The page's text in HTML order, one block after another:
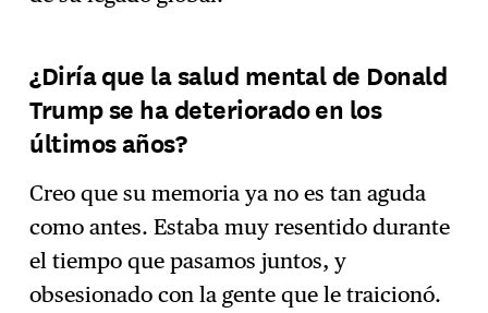
¿Diría que la salud mental de Donald
Trump se ha deteriorado en los
últimos años?
Creo que su memoria ya no es tan aguda
como antes. Estaba muy resentido durante
el tiempo que pasamos juntos, y
obsesionado con la gente que le traicionó.